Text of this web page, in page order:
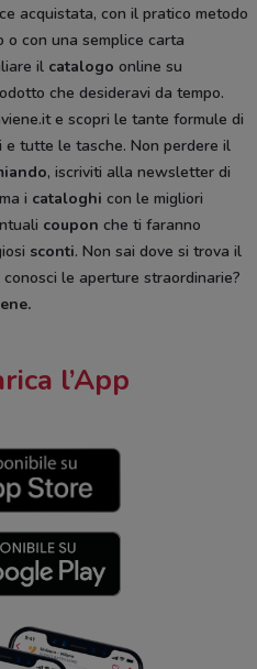
acquistata, con il pratico metodo
o con una semplice carta
il catalogo online su
che desideravi da tempo.
e scopri le tante formule di
tutte le tasche. Non perdere il
, iscriviti alla newsletter di
i cataloghi con le migliori
coupon che ti faranno
sconti. Non sai dove si trova il
le aperture straordinarie?
.
l’App